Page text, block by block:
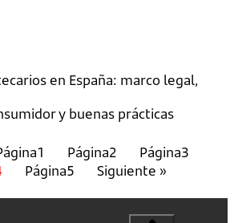
en España: marco legal,
y buenas prácticas
1 Página2 Página3
Página5 Siguiente »